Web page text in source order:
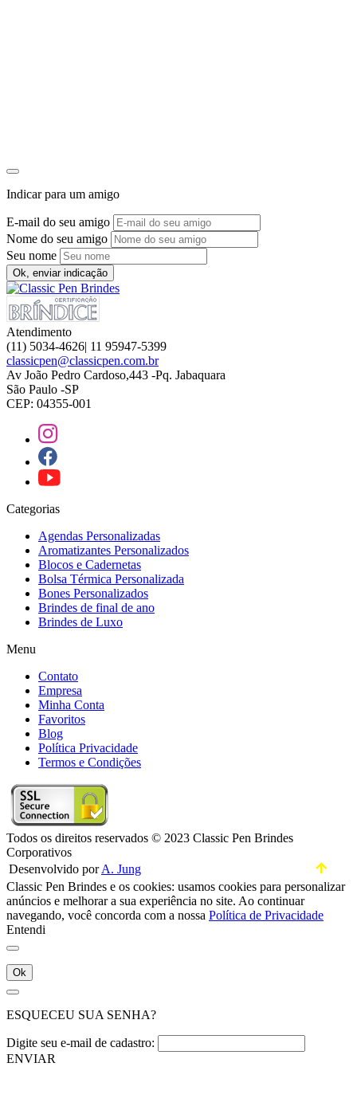
Indicar para um amigo
E-mail do seu amigo
Nome do seu amigo
Seu nome
Ok, enviar indicação
Atendimento
(11) 5034-4626| 11 95947-5399
classicpen@classicpen.com.br
Av João Pedro Cardoso,443 -Pq. Jabaquara
São Paulo -SP
CEP: 04355-001
Categorias
Agendas Personalizadas
Aromatizantes Personalizados
Blocos e Cadernetas
Bolsa Térmica Personalizada
Bones Personalizados
Brindes de final de ano
Brindes de Luxo
Menu
Contato
Empresa
Minha Conta
Favoritos
Blog
Política Privacidade
Termos e Condições
Todos os direitos reservados © 2023 Classic Pen Brindes
Corporativos
Desenvolvido porA. Jung
Classic Pen Brindes e os cookies: usamos cookies para personalizar
anúncios e melhorar a sua experiência no site. Ao continuar
navegando, você concorda com a nossa Política de Privacidade
Entendi
Ok
ESQUECEU SUA SENHA?
Digite seu e-mail de cadastro:
ENVIAR